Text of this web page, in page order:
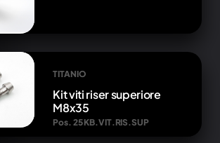
TITANIO
Kit viti riser superiore
M8x35
Pos. 25 KB.VIT.RIS.SUP